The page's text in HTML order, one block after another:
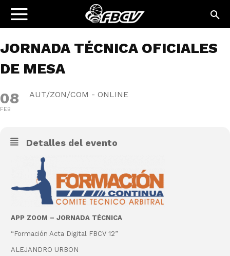
JORNADA TÉCNICA OFICIALES
DE MESA
08
FEB
AUT/ZON/COM - ONLINE
Detalles del evento
APP ZOOM – JORNADA TÉCNICA
“Formación Acta Digital FBCV 12”
ALEJANDRO URBON